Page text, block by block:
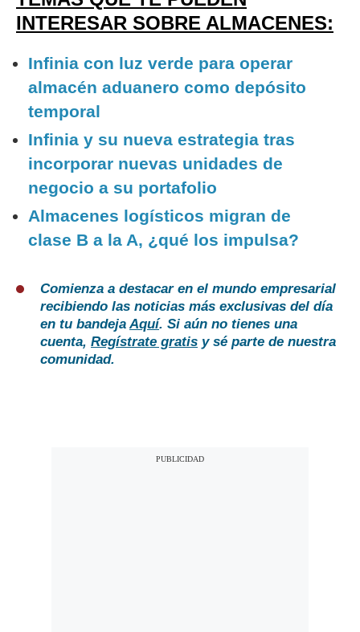
INTERESAR SOBRE ALMACENES:
Infinia con luz verde para operar
almacén aduanero como depósito
temporal
Infinia y su nueva estrategia tras
incorporar nuevas unidades de
negocio a su portafolio
Almacenes logísticos migran de
clase B a la A, ¿qué los impulsa?
Comienza a destacar en el mundo empresarial
recibiendo las noticias más exclusivas del día
en tu bandejaAquí. Si aún no tienes una
cuenta, Regístrate gratis y sé parte de nuestra
comunidad.